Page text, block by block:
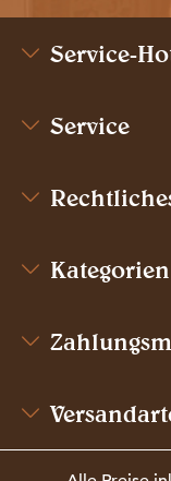
Service-
Service
Kategorien